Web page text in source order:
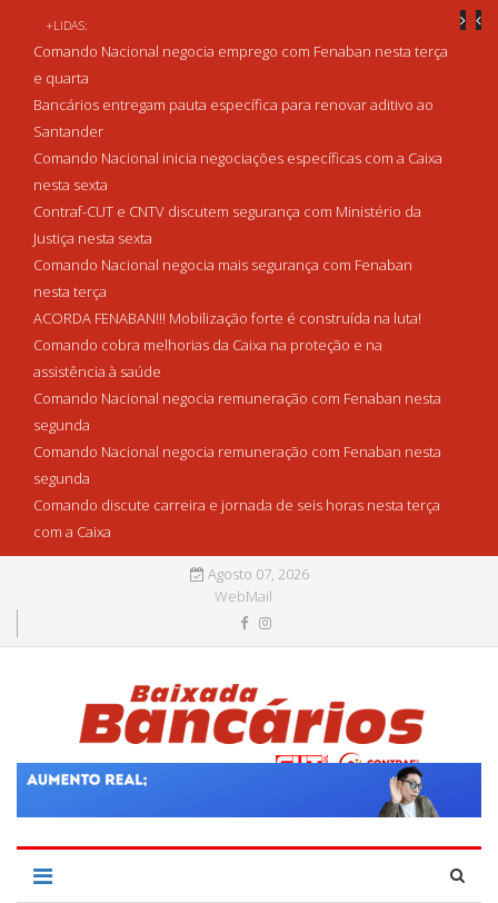
+LIDAS:
Comando Nacional negocia emprego com Fenaban nesta terça
e quarta
Bancários entregam pauta específica para renovar aditivo ao
Santander
Comando Nacional inicia negociações específicas com a Caixa
nesta sexta
Contraf-CUT e CNTV discutem segurança com Ministério da
Justiça nesta sexta
Comando Nacional negocia mais segurança com Fenaban
nesta terça
ACORDA FENABAN!!! Mobilização forte é construída na luta!
Comando cobra melhorias da Caixa na proteção e na
assistência à saúde
Comando Nacional negocia remuneração com Fenaban nesta
segunda
Comando Nacional negocia remuneração com Fenaban nesta
segunda
Comando discute carreira e jornada de seis horas nesta terça
com a Caixa
Agosto 07, 2026
WebMail